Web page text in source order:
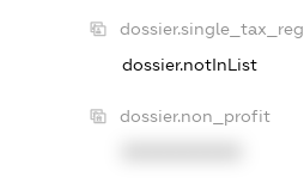
dossier.single_tax_reg
dossier.notInList
dossier.non_profit